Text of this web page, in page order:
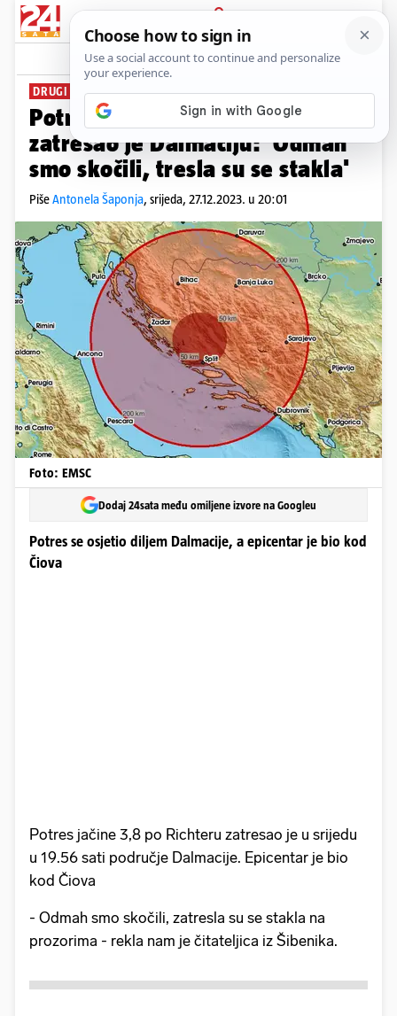
PRIJAVA
News Komentari
DRUGI DANAS
Potres jačine 3,8 po Richteru
zatresao je Dalmaciju: 'Odmah
smo skočili, tresla su se stakla'
PišeAntonela Šaponja, srijeda, 27.12.2023. u 20:01
Foto: EMSC
Dodaj 24sata među omiljene izvore na Googleu
Potres se osjetio diljem Dalmacije, a epicentar je bio kod
Čiova
Potres jačine 3,8 po Richteru zatresao je u srijedu
u 19.56 sati područje Dalmacije. Epicentar je bio
kod Čiova
- Odmah smo skočili, zatresla su se stakla na
prozorima - rekla nam je čitateljica iz Šibenika.